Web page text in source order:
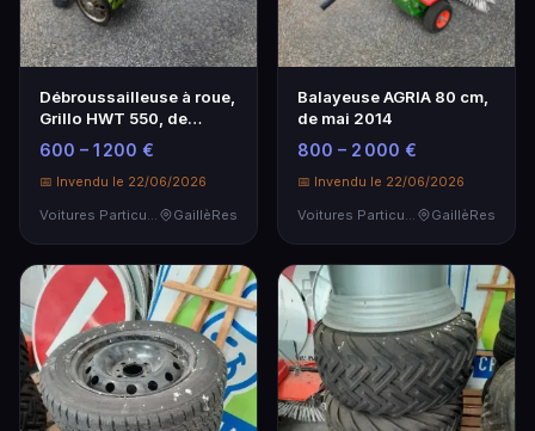
Débroussailleuse à roue,
Grillo HWT 550, de
septembre 2019
600 – 1 200 €
📅 Invendu le 22/06/2026
Voitures Particulières
GaillèRes
Balayeuse AGRIA 80 cm,
de mai 2014
800 – 2 000 €
📅 Invendu le 22/06/2026
Voitures Particulières
GaillèRes